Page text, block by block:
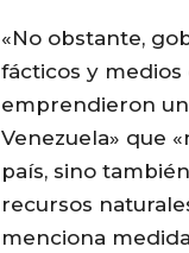
«No obstante,
fácticos y
emprendieron
Venezuela» que
país, sino
recursos
menciona